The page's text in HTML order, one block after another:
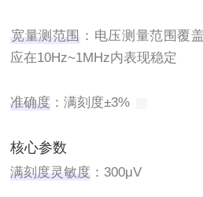
宽量测范围 ：电压测量范围覆
应在10Hz~1MHz内表现稳定 ‌
准确度 ‌：满刻度±3% ‌
核心参数
满刻度灵敏度 ‌：300μV